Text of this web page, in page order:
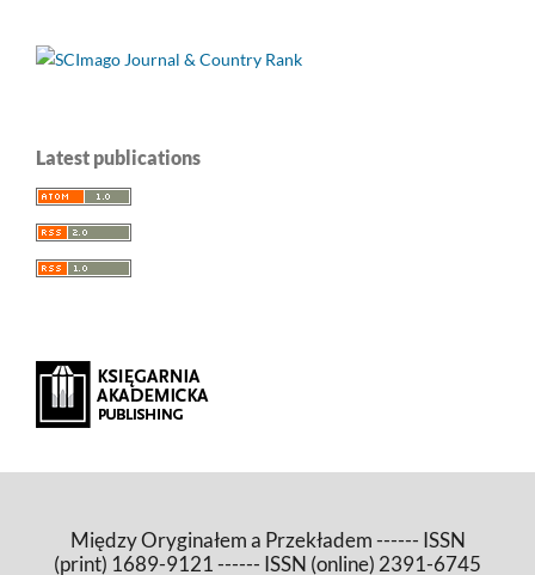
Latest publications
Między Oryginałem a Przekładem ------ ISSN
(print) 1689-9121 ------ ISSN (online) 2391-6745